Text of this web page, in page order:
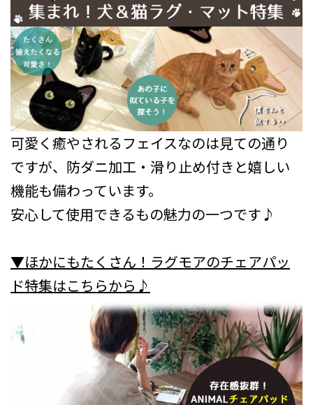
可愛く癒やされるフェイスなのは見ての通り
ですが、防ダニ加工・滑り止め付きと嬉しい
機能も備わっています。
安心して使用できるもの魅力の一つです♪
▼ほかにもたくさん！ラグモアのチェアパッ
ド特集はこちらから♪